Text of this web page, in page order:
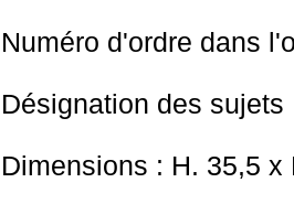
Numéro d'ordre dans
Désignation des
Dimensions : H. 35,5 x